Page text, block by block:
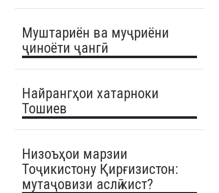
Муштариён ва муҷриёни
ҷиноёти ҷангӣ
Найрангҳои хатарноки
Тошиев
Низоъҳои марзии
Тоҷикистону Қирғизистон:
мутаҷовизи аслӣ кист?